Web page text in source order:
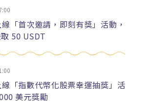
「首次邀請，即刻有獎」活動，
50 USDT
「指數代幣化股票幸運抽獎」活
美元獎勵